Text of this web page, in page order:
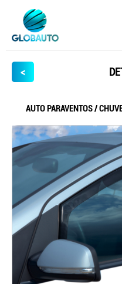
<
AUTO PARAVENTOS /